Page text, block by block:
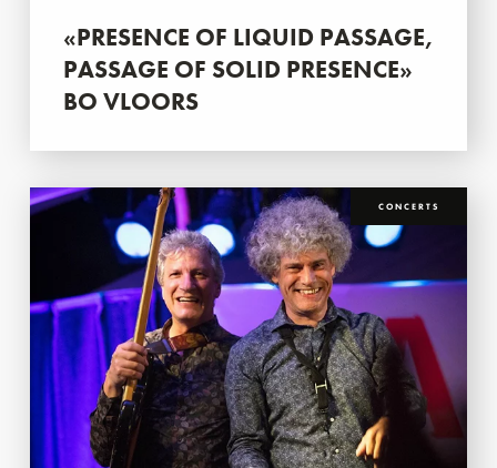
«PRESENCE OF LIQUID PASSAGE,
PASSAGE OF SOLID PRESENCE»
BO VLOORS
CONCERTS